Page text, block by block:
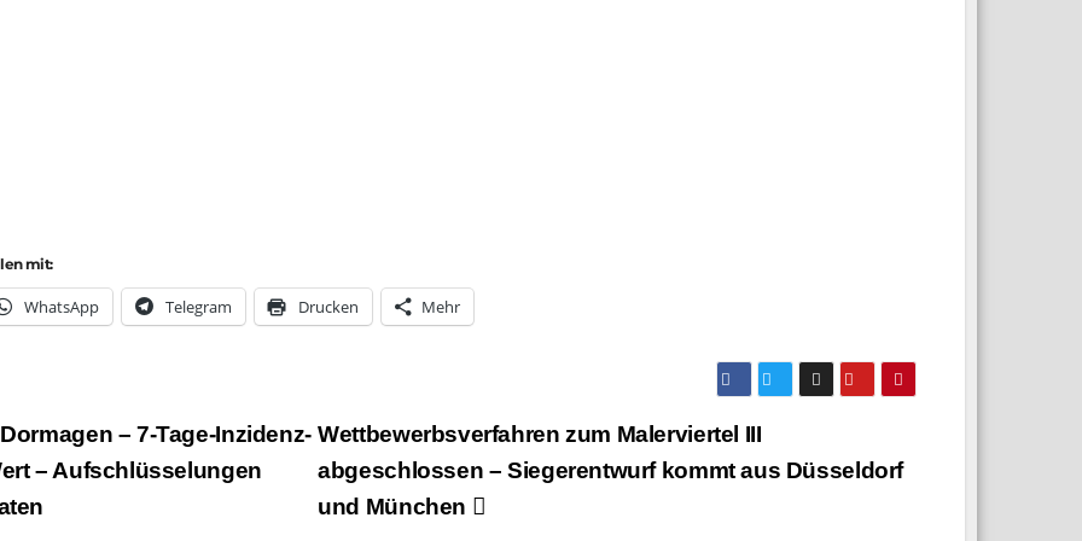
mit:
Whats­App Tele­gram Dru­cken Mehr
Wettbewerbsverfahren zum Malerviertel III
abgeschlossen – Siegerentwurf kommt aus Düsseldorf
und München
Dormagen – 7‑Tage-Inzidenz-
– Aufschlüsselungen